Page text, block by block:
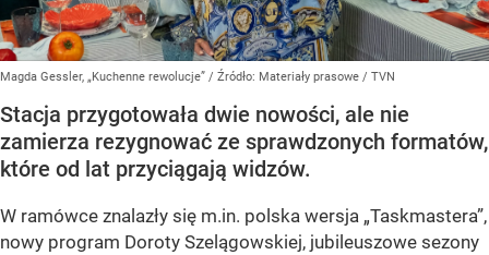
Magda Gessler, „Kuchenne rewolucje” / Źródło: Materiały prasowe / TVN
Stacja przygotowała dwie nowości, ale nie
zamierza rezygnować ze sprawdzonych formatów,
które od lat przyciągają widzów.
W ramówce znalazły się m.in. polska wersja „Taskmastera”,
nowy program Doroty Szelągowskiej, jubileuszowe sezony